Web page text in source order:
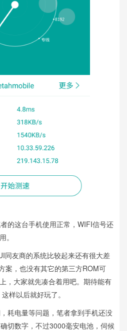
的这台手机使用正常，WIFI信号还
。
友商的系统比较起来还有很大差
案，也没有其它的第三方ROM可
，大家就先凑合着用吧。期待能有
样以后就好玩了。
耗电量等问题，笔者拿到手机还没
切数字，不过3000毫安电池，伺候